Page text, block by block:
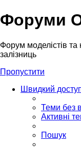
Форуми
Форум моделістів
залізниць
Пропустити
Швидкий
Теми без
Активні
Пошук